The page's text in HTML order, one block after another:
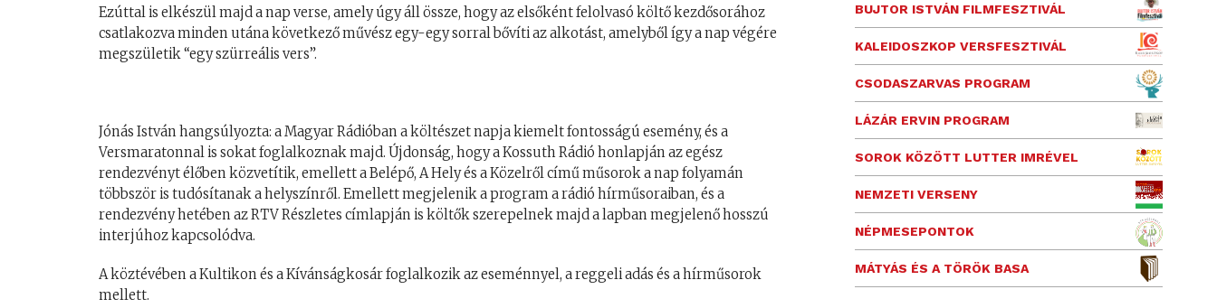
Ezúttal is elkészül majd a nap verse, amely úgy áll össze, hogy az elsőként felolvasó költő kezdősorához
csatlakozva minden utána következő művész egy-egy sorral bővíti az alkotást, amelyből így a nap végére
megszületik “egy szürreális vers”.
Jónás István hangsúlyozta: a Magyar Rádióban a költészet napja kiemelt fontosságú esemény, és a
Versmaratonnal is sokat foglalkoznak majd. Újdonság, hogy a Kossuth Rádió honlapján az egész
rendezvényt élőben közvetítik, emellett a Belépő, A Hely és a Közelről című műsorok a nap folyamán
többször is tudósítanak a helyszínről. Emellett megjelenik a program a rádió hírműsoraiban, és a
rendezvény hetében az RTV Részletes címlapján is költők szerepelnek majd a lapban megjelenő hosszú
interjúhoz kapcsolódva.
A köztévében a Kultikon és a Kívánságkosár foglalkozik az eseménnyel, a reggeli adás és a hírműsorok
mellett.
BUJTOR ISTVÁN FILMFESZTIVÁL
KALEIDOSZKOP VERSFESZTIVÁL
CSODASZARVAS PROGRAM
LÁZÁR ERVIN PROGRAM
SOROK KÖZÖTT LUTTER IMRÉVEL
NEMZETI VERSENY
NÉPMESEPONTOK
MÁTYÁS ÉS A TÖRÖK BASA